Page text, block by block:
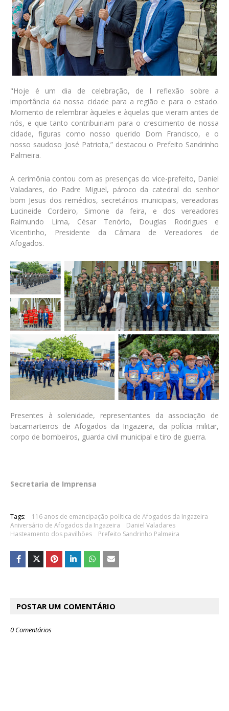
"Hoje é um dia de celebração, de l reflexão sobre a
importância da nossa cidade para a região e para o estado.
Momento de relembrar àqueles e àquelas que vieram antes de
nós, e que tanto contribuiriam para o crescimento de nossa
cidade, figuras como nosso querido Dom Francisco, e o
nosso saudoso José Patriota,” destacou o Prefeito Sandrinho
Palmeira.
A cerimônia contou com as presenças do vice-prefeito, Daniel
Valadares, do Padre Miguel, pároco da catedral do senhor
bom Jesus dos remédios, secretários municipais, vereadoras
Lucineide Cordeiro, Simone da feira, e dos vereadores
Raimundo Lima, César Tenório, Douglas Rodrigues e
Vicentinho, Presidente da Câmara de Vereadores de
Afogados.
Presentes à solenidade, representantes da associação de
bacamarteiros de Afogados da Ingazeira, da polícia militar,
corpo de bombeiros, guarda civil municipal e tiro de guerra.
Secretaria de Imprensa
Tags:
116 anos de emancipação política de Afogados da Ingazeira
Aniversário de Afogados da Ingazeira
Daniel Valadares
Hasteamento dos pavilhões
Prefeito Sandrinho Palmeira
POSTAR UM COMENTÁRIO
0 Comentários